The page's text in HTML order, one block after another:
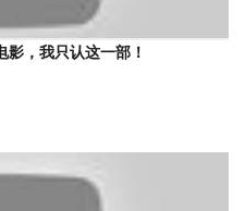
影，我只认这一部！